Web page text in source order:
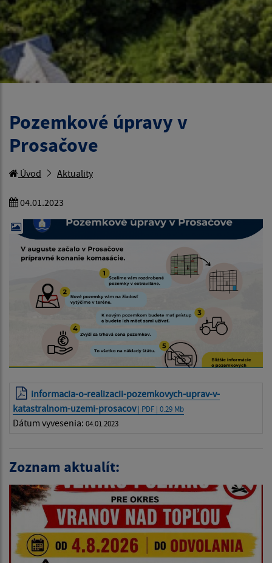
Pozemkové úpravy v
Prosačove
Úvod Aktuality
04.01.2023
informacia-o-realizacii-pozemkovych-uprav-v-
katastralnom-uzemi-prosacov| PDF | 0.29 Mb
Dátum vyvesenia: 04.01.2023
Zoznam aktualít: